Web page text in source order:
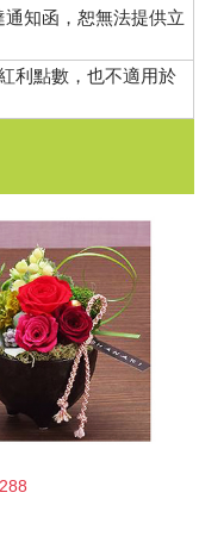
知函，恕無法提供立
利點數，也不適用於